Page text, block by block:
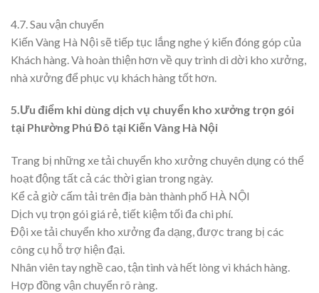
4.7. Sau vận chuyển
Kiến Vàng Hà Nội sẽ tiếp tục lắng nghe ý kiến đóng góp của
Khách hàng. Và hoàn thiện hơn về quy trình di dời kho xưởng,
nhà xưởng để phục vụ khách hàng tốt hơn.
5.Ưu điểm khi dùng dịch vụ chuyển kho xưởng trọn gói
tại Phường Phú Đô tại Kiến Vàng Hà Nội
Trang bị những xe tải chuyển kho xưởng chuyên dụng có thể
hoạt động tất cả các thời gian trong ngày.
Kể cả giờ cấm tải trên địa bàn thành phố HÀ NỘI
Dịch vụ trọn gói giá rẻ, tiết kiệm tối đa chi phí.
Đội xe tải chuyển kho xưởng đa dạng, được trang bị các
công cụ hỗ trợ hiện đại.
Nhân viên tay nghề cao, tận tình và hết lòng vì khách hàng.
Hợp đồng vận chuyển rõ ràng.